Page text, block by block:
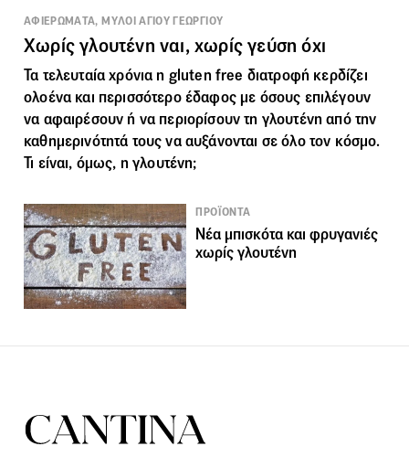
ΑΦΙΕΡΩΜΑΤΑ, ΜΥΛΟΙ ΑΓΙΟΥ ΓΕΩΡΓΙΟΥ
Χωρίς γλουτένη ναι, χωρίς γεύση όχι
Τα τελευταία χρόνια η gluten free διατροφή κερδίζει
ολοένα και περισσότερο έδαφος με όσους επιλέγουν
να αφαιρέσουν ή να περιορίσουν τη γλουτένη από την
καθημερινότητά τους να αυξάνονται σε όλο τον κόσμο.
Τι είναι, όμως, η γλουτένη;
ΠΡΟΪΟΝΤΑ
Νέα μπισκότα και φρυγανιές
χωρίς γλουτένη